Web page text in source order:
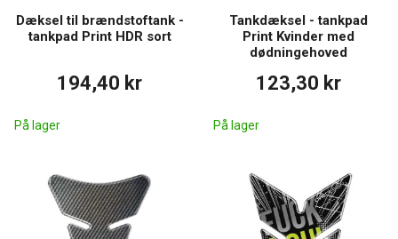
Dæksel til brændstoftank -
tankpad Print HDR sort
194,40 kr
På lager
Tankdæksel - tankpad
Print Kvinder med
dødningehoved
123,30 kr
På lager